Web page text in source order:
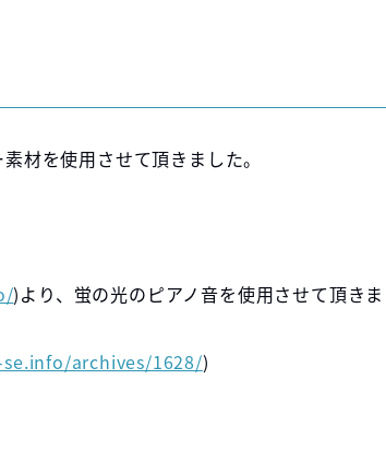
材を使用させて頂きました。
)より、蛍の光のピアノ音を使用させて頂きま
archives/1628/)